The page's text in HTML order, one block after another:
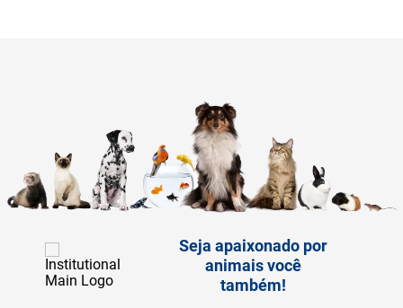
Seja apaixonado por
animais você
também!